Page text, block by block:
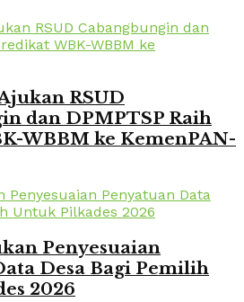
RSUD
dan DPMPTSP Raih
WBBM ke KemenPAN-
Penyesuaian
Desa Bagi Pemilih
2026